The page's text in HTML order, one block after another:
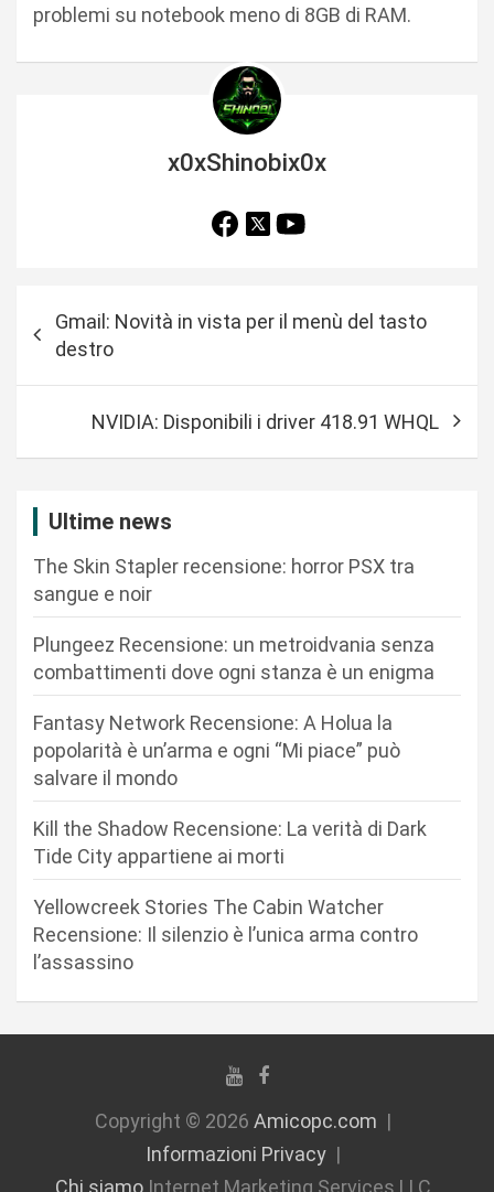
problemi su notebook meno di 8GB di RAM.
x0xShinobix0x
Gmail: Novità in vista per il menù del tasto
destro
NVIDIA: Disponibili i driver 418.91 WHQL
Ultime news
The Skin Stapler recensione: horror PSX tra
sangue e noir
Plungeez Recensione: un metroidvania senza
combattimenti dove ogni stanza è un enigma
Fantasy Network Recensione: A Holua la
popolarità è un’arma e ogni “Mi piace” può
salvare il mondo
Kill the Shadow Recensione: La verità di Dark
Tide City appartiene ai morti
Yellowcreek Stories The Cabin Watcher
Recensione: Il silenzio è l’unica arma contro
l’assassino
Copyright © 2026 Amicopc.com
Informazioni Privacy
Chi siamoInternet Marketing Services LLC